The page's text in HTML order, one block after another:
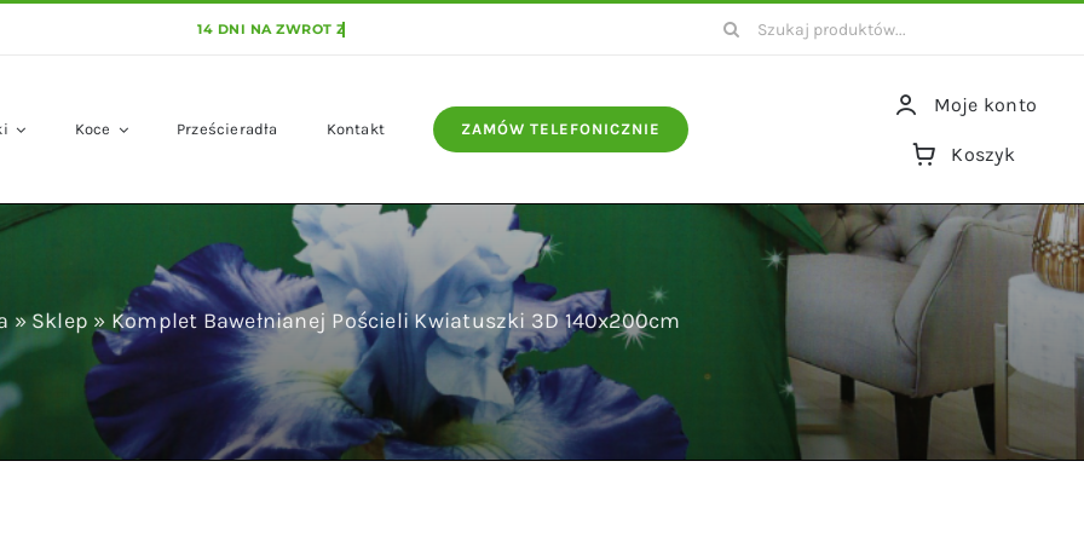
Szukaj
Koce Prześcieradła Kontakt ZAMÓW TELEFONICZNIE
Moje konto
Koszyk
»Sklep » Komplet Bawełnianej Pościeli Kwiatuszki 3D 140x200cm